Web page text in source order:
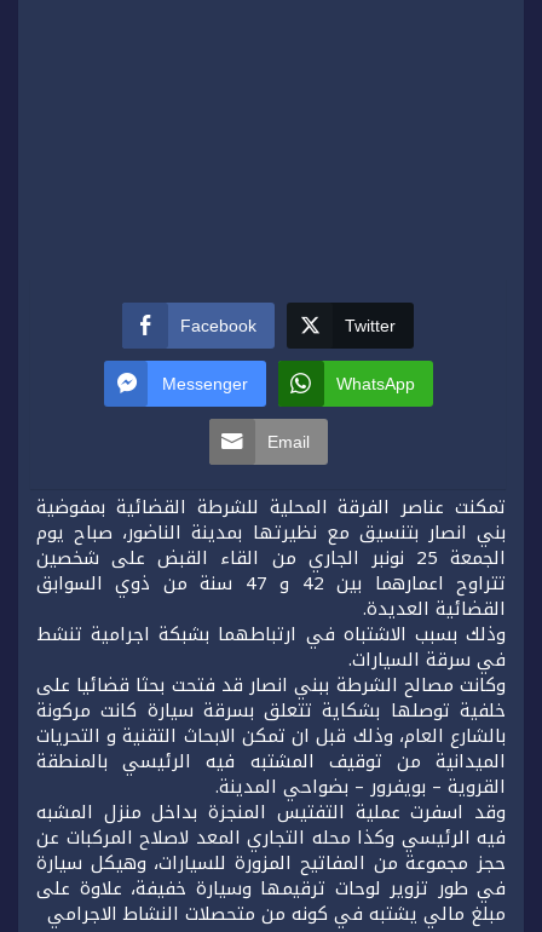
Facebook Twitter
Messenger WhatsApp
Email
تمكنت عناصر الفرقة المحلية للشرطة القضائية بمفوضية
بني انصار بتنسيق مع نظيرتها بمدينة الناضور، صباح يوم
الجمعة 25 نونبر الجاري من القاء القبض على شخصين
تتراوح اعمارهما بين 42 و 47 سنة من ذوي السوابق
القضائية العديدة.
وذلك بسبب الاشتباه في ارتباطهما بشبكة اجرامية تنشط
في سرقة السيارات.
وكانت مصالح الشرطة ببني انصار قد فتحت بحثا قضائيا على
خلفية توصلها بشكاية تتعلق بسرقة سيارة كانت مركونة
بالشارع العام، وذلك قبل ان تمكن الابحاث التقنية و التحريات
الميدانية من توقيف المشتبه فيه الرئيسي بالمنطقة
القروية – بويفرور – بضواحي المدينة.
وقد اسفرت عملية التفتيس المنجزة بداخل منزل المشبه
فيه الرئيسي وكذا محله التجاري المعد لاصلاح المركبات عن
حجز مجموعة من المفاتيح المزورة للسيارات، وهيكل سيارة
في طور تزوير لوحات ترقيمها وسيارة خفيفة، علاوة على
مبلغ مالي يشتبه في كونه من متحصلات النشاط الاجرامي